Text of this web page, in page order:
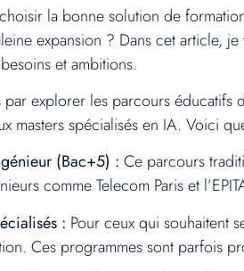
choisir la bonne solution de
expansion ? Dans cet article,
et ambitions.
explorer les parcours éducatifs
masters spécialisés en IA. Voici
(Bac+5) : Ce parcours
comme Telecom Paris et
: Pour ceux qui souhaitent
Ces programmes sont parfois